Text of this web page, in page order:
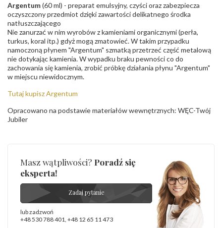
Argentum(60 ml) - preparat emulsyjny, czyści oraz zabezpiecza
oczyszczony przedmiot dzięki zawartości delikatnego środka
natłuszczającego
Nie zanurzać w nim wyrobów z kamieniami organicznymi (perła,
turkus, koral itp.) gdyż mogą zmatowieć. W takim przypadku
namoczoną płynem "Argentum" szmatką przetrzeć część metalową
nie dotykając kamienia. W wypadku braku pewności co do
zachowania się kamienia, zrobić próbkę działania płynu "Argentum"
w miejscu niewidocznym.
Tutaj kupisz Argentum
Opracowano na podstawie materiałów wewnętrznych: WĘC-Twój
Jubiler
Masz wątpliwości? Poradź się
eksperta!
Zadaj pytanie
lub zadzwoń
+48 530 788 401 +48 12 65 11 473